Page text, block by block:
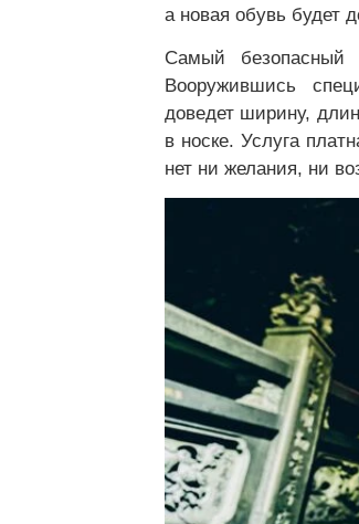
а новая обувь будет
Самый безопасный
Вооружившись
доведет ширину,
в носке. Услуга
нет ни желания, ни